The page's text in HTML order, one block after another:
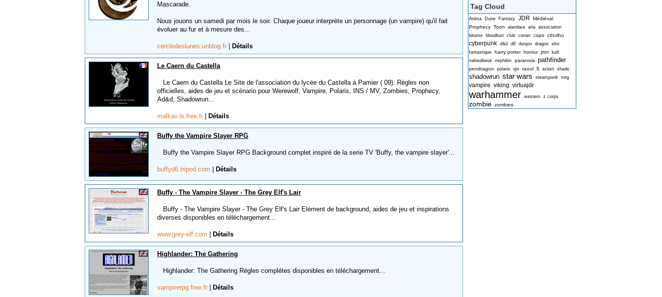
Tag Cloud
Anima Dune Fantasy JDR
Médiéval
Prophecy Toon alandara aria association
bitume
bloodlust club conan cops cthulhu
cyberpunk d&d d6 donjon dragon elric
fantastique harry potter horreur jrtm
kult
naheulbeuk nephilim paranoia pathfinder
pendragon polaris qin raoul s scion shade
shadowrun star wars steampunk torg
vampire viking virtuajdr
warhammer western z corps
zombie zombies
Mascarade.
Nous jouons un samedi par mois le soir. Chaque joueur interprète un personnage (un vampire) qu'il fait
évoluer au fur et à mesure des...
cercledeslunes.unblog.fr Détails
Le Caern du Castella
Le Caern du Castella Le Site de l'association du lycée du Castella à Pamier ( 09). Régles non
officielles, aides de jeu et scénario pour Werewolf, Vampire, Polaris, INS / MV, Zombies, Prophecy,
Ad&d, Shadowrun...
malkav.is.free.fr Détails
Buffy the Vampire Slayer RPG
Buffy the Vampire Slayer RPG Background complet inspiré de la serie TV 'Buffy, the vampire slayer'...
buffyd6.tripod.com Détails
Buffy - The Vampire Slayer - The Grey Elf's Lair
Buffy - The Vampire Slayer - The Grey Elf's Lair Elément de background, aides de jeu et inspirations
diverses disponibles en téléchargement...
www.grey-elf.com Détails
Highlander: The Gathering
Highlander: The Gathering Régles complétes disponibles en téléchargement...
vampirerpg.free.fr Détails